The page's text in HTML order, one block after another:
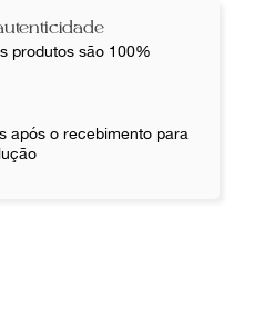
Fale com a nossa
produtos são 100%
após o recebimento para